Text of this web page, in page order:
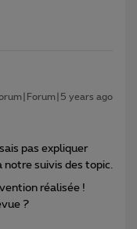
years ago
pas expliquer
notre suivis des topic.
réalisée !
?